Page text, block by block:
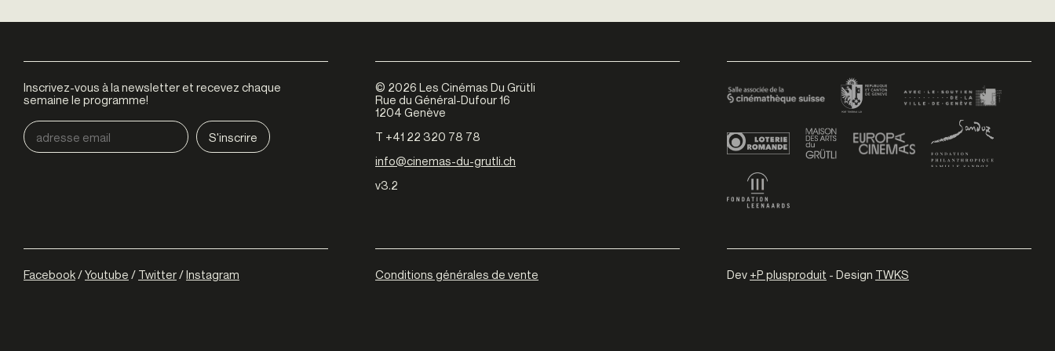
Inscrivez-vous à la newsletter et recevez chaque
semaine le programme!
© 2026 Les Cinémas Du Grütli
Rue du Général-Dufour 16
1204 Genève
T +41 22 320 78 78
info@cinemas-du-grutli.ch
v3.2
Facebook/Youtube / Twitter/Instagram Conditions générales de vente Dev +P plusproduit - Design TWKS